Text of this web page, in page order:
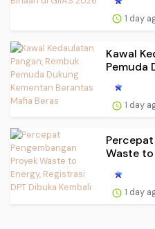
1 day
Kawal
Pemuda
1 day
Waste to
1 day